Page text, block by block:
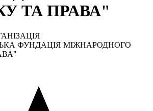
ТА ПРАВА"
ФУНДАЦІЯ МІЖНАРОДНОГО